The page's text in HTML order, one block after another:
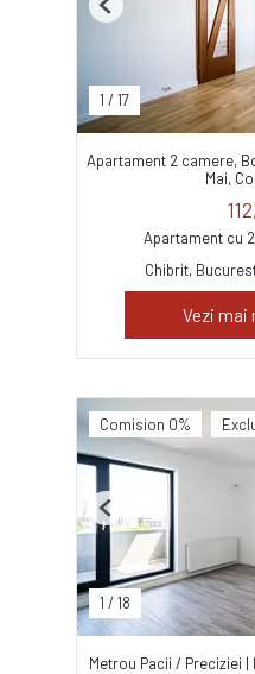
1 / 17
Previous
Apartament 2 camere,
Mai,
Apartament cu
Chibrit,
Vezi mai
Comision 0%
1 / 18
Previous
Metrou Pacii / Preciziei |